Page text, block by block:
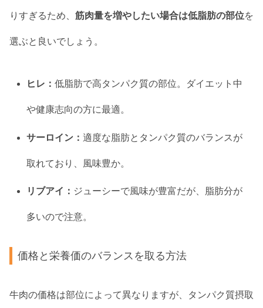
りすぎるため、 筋肉量を増やしたい場合は低脂肪の部位を
選ぶと良いでしょう。
ヒレ：低脂肪で高タンパク質の部位。ダイエット中
や健康志向の方に最適。
サーロイン：適度な脂肪とタンパク質のバランスが
取れており、風味豊か。
リブアイ： ジューシーで風味が豊富だが、脂肪分が
多いので注意。
価格と栄養価のバランスを取る方法
牛肉の価格は部位によって異なりますが、タンパク質摂取